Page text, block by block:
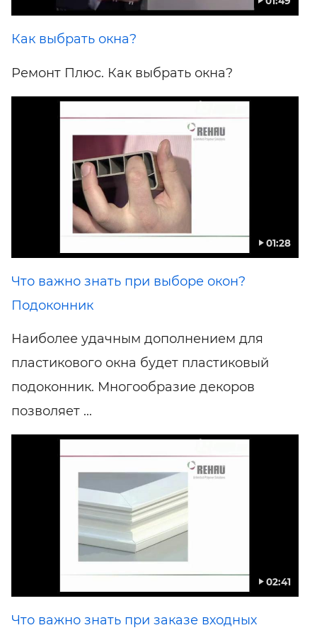
Как выбрать окна?
Ремонт Плюс. Как выбрать окна?
01:28
Что важно знать при выборе окон?
Подоконник
Наиболее удачным дополнением для
пластикового окна будет пластиковый
подоконник. Многообразие декоров
позволяет ...
02:41
Что важно знать при заказе входных